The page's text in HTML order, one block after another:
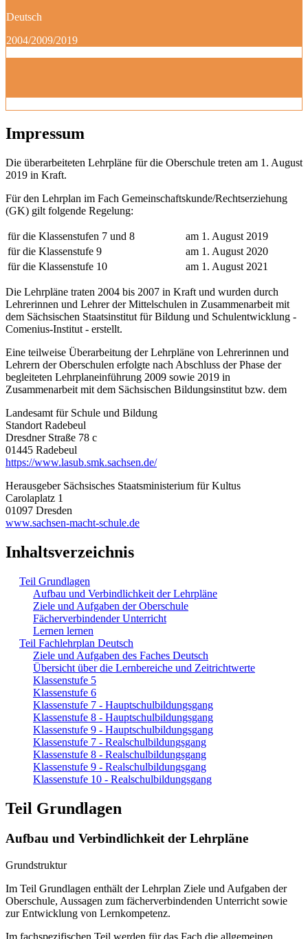
Deutsch
2004/2009/2019
Impressum
Die überarbeiteten Lehrpläne für die Oberschule treten am 1. August
2019 in Kraft.
Für den Lehrplan im Fach Gemeinschaftskunde/Rechtserziehung
(GK) gilt folgende Regelung:
für die Klassenstufen 7 und 8
am 1. August 2019
für die Klassenstufe 9
am 1. August 2020
für die Klassenstufe 10
am 1. August 2021
Die Lehrpläne traten 2004 bis 2007 in Kraft und wurden durch
Lehrerinnen und Lehrer der Mittelschulen in Zusammenarbeit mit
dem Sächsischen Staatsinstitut für Bildung und Schulentwicklung -
Comenius-Institut - erstellt.
Eine teilweise Überarbeitung der Lehrpläne von Lehrerinnen und
Lehrern der Oberschulen erfolgte nach Abschluss der Phase der
begleiteten Lehrplaneinführung 2009 sowie 2019 in
Zusammenarbeit mit dem Sächsischen Bildungsinstitut bzw. dem
Landesamt für Schule und Bildung
Standort Radebeul
Dresdner Straße 78 c
01445 Radebeul
https://www.lasub.smk.sachsen.de/
Herausgeber Sächsisches Staatsministerium für Kultus
Carolaplatz 1
01097 Dresden
www.sachsen-macht-schule.de
Inhaltsverzeichnis
Teil Grundlagen
Aufbau und Verbindlichkeit der Lehrpläne
Ziele und Aufgaben der Oberschule
Fächerverbindender Unterricht
Lernen lernen
Teil Fachlehrplan Deutsch
Ziele und Aufgaben des Faches Deutsch
Übersicht über die Lernbereiche und Zeitrichtwerte
Klassenstufe 5
Klassenstufe 6
Klassenstufe 7 - Hauptschulbildungsgang
Klassenstufe 8 - Hauptschulbildungsgang
Klassenstufe 9 - Hauptschulbildungsgang
Klassenstufe 7 - Realschulbildungsgang
Klassenstufe 8 - Realschulbildungsgang
Klassenstufe 9 - Realschulbildungsgang
Klassenstufe 10 - Realschulbildungsgang
Teil Grundlagen
Aufbau und Verbindlichkeit der Lehrpläne
Grundstruktur
Im Teil Grundlagen enthält der Lehrplan Ziele und Aufgaben der
Oberschule, Aussagen zum fächerverbindenden Unterricht sowie
zur Entwicklung von Lernkompetenz.